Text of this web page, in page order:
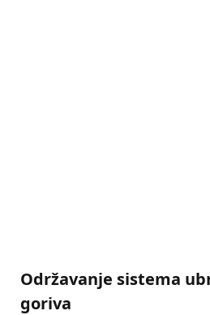
Održavanje sistema
goriva